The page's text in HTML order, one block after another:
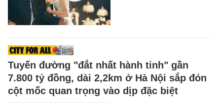
Tuyến đường "đắt nhất hành tinh" gần
7.800 tỷ đồng, dài 2,2km ở Hà Nội sắp đón
cột mốc quan trọng vào dịp đặc biệt